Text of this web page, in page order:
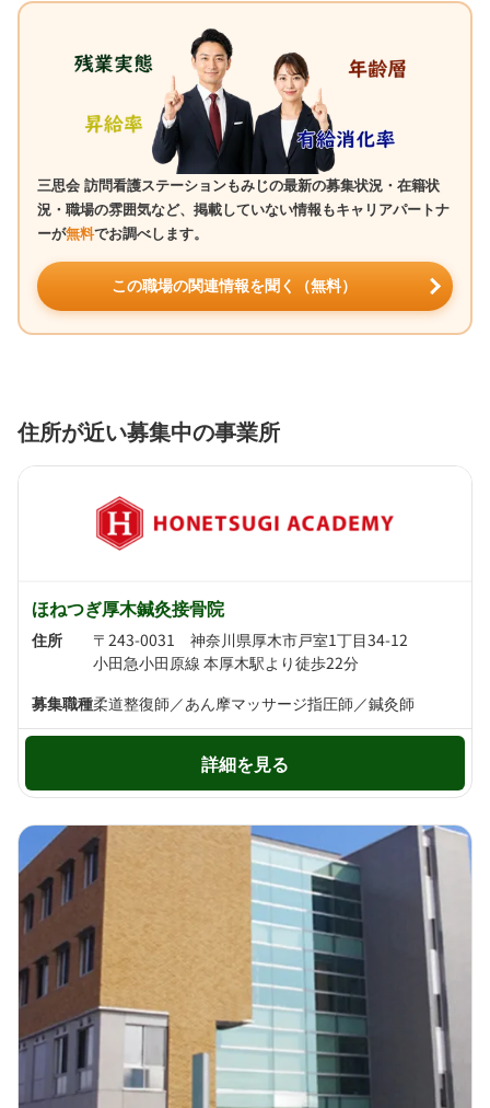
三思会 訪問看護ステーションもみじの最新の募集状況・在籍状
況・職場の雰囲気など、掲載していない情報もキャリアパートナ
ーが無料でお調べします。
この職場の関連情報を聞く（無料）
住所が近い募集中の事業所
ほねつぎ厚木鍼灸接骨院
住所
〒243-0031 神奈川県厚木市戸室1丁目34-12
小田急小田原線 本厚木駅より徒歩22分
募集職種柔道整復師／あん摩マッサージ指圧師／鍼灸師
詳細を見る